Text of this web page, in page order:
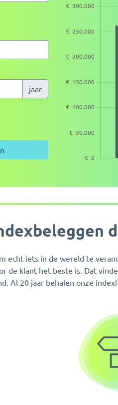
jaar
echt iets in de wereld te
de klant het beste is. Dat
Al 20 jaar behalen onze